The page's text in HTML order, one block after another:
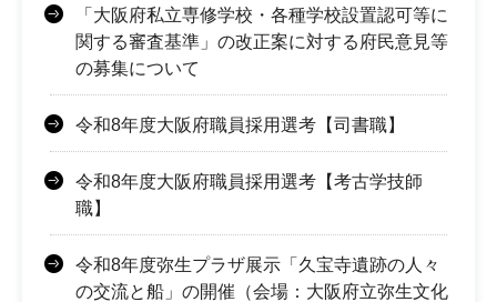
「大阪府私立専修学校・各種学校設置認可等に
関する審査基準」の改正案に対する府民意見等
の募集について
令和8年度大阪府職員採用選考【司書職】
令和8年度大阪府職員採用選考【考古学技師
職】
令和8年度弥生プラザ展示「久宝寺遺跡の人々
の交流と船」の開催（会場：大阪府立弥生文化